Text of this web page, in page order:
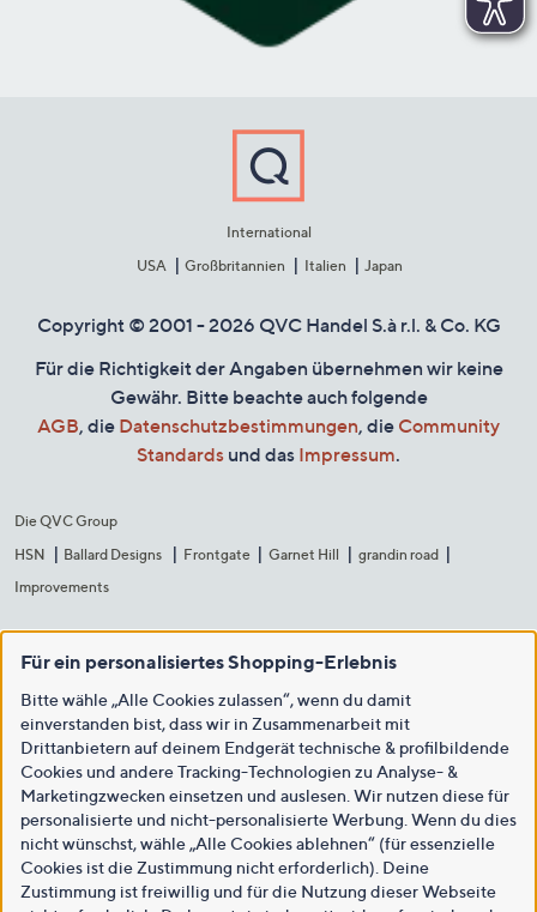
International
USA
Großbritannien Italien Japan
Copyright © 2001 - 2026 QVC Handel S.à r.l. & Co. KG
Für die Richtigkeit der Angaben übernehmen wir keine
Gewähr. Bitte beachte auch folgende
AGB, die Datenschutzbestimmungen, die Community
Standards und das Impressum.
Die QVC Group
HSN
Ballard Designs Frontgate Garnet Hill
grandin road
Improvements
Für ein personalisiertes Shopping-Erlebnis
Bitte wähle „Alle Cookies zulassen“, wenn du damit
einverstanden bist, dass wir in Zusammenarbeit mit
Drittanbietern auf deinem Endgerät technische & profilbildende
Cookies und andere Tracking-Technologien zu Analyse- &
Marketingzwecken einsetzen und auslesen. Wir nutzen diese für
personalisierte und nicht-personalisierte Werbung. Wenn du dies
nicht wünschst, wähle „Alle Cookies ablehnen“ (für essenzielle
Cookies ist die Zustimmung nicht erforderlich). Deine
Zustimmung ist freiwillig und für die Nutzung dieser Webseite